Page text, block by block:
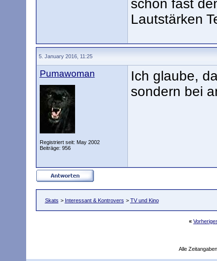
schon fast
Lautstärken
5. January 2016, 11:25
Pumawoman
Registriert seit: May 2002
Beiträge: 956
Ich glaube,
sondern bei
Skats > Interessant & Kontrovers > TV und Kino
«
Alle